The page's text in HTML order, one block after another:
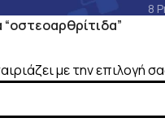
8
με την επιλογή